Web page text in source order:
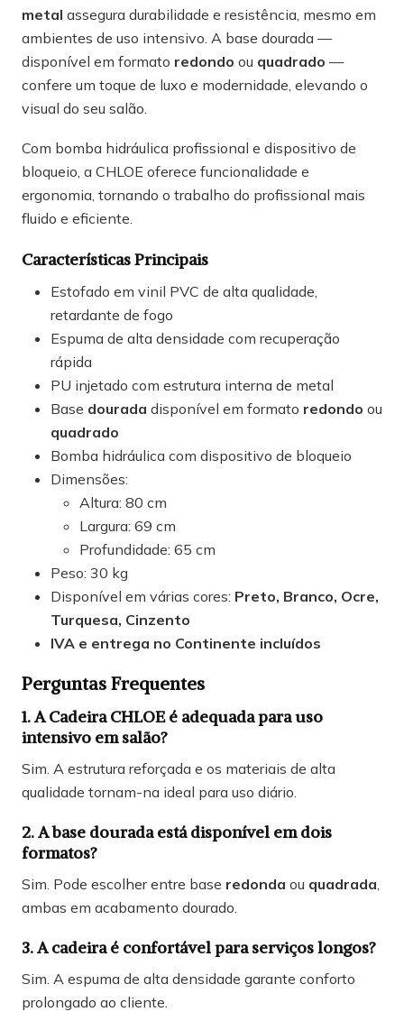
metal assegura durabilidade e resistência, mesmo em
ambientes de uso intensivo. A base dourada —
disponível em formato redondo ou quadrado —
confere um toque de luxo e modernidade, elevando o
visual do seu salão.
Com bomba hidráulica profissional e dispositivo de
bloqueio, a CHLOE oferece funcionalidade e
ergonomia, tornando o trabalho do profissional mais
fluido e eficiente.
Características Principais
Estofado em vinil PVC de alta qualidade,
retardante de fogo
Espuma de alta densidade com recuperação
rápida
PU injetado com estrutura interna de metal
Base dourada disponível em formato redondo ou
quadrado
Bomba hidráulica com dispositivo de bloqueio
Dimensões:
Altura: 80 cm
Largura: 69 cm
Profundidade: 65 cm
Peso: 30 kg
Disponível em várias cores: Preto, Branco, Ocre,
Turquesa, Cinzento
IVA e entrega no Continente incluídos
Perguntas Frequentes
1. A Cadeira CHLOE é adequada para uso
intensivo em salão?
Sim. A estrutura reforçada e os materiais de alta
qualidade tornam-na ideal para uso diário.
2. A base dourada está disponível em dois
formatos?
Sim. Pode escolher entre base redonda ou quadrada
ambas em acabamento dourado.
3. A cadeira é confortável para serviços longos?
Sim. A espuma de alta densidade garante conforto
prolongado ao cliente.